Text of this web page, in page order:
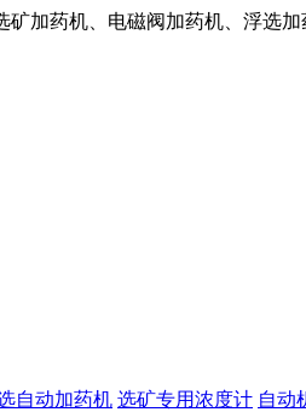
加药机、电磁阀加药机、浮选
自动加药机 选矿专用浓度计 自动